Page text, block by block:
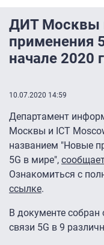
ДИТ Москвы
применения
начале 2020
10.07.2020 14:59
Департамент
Москвы и ICT
названием "Новые
5G в мире",
Ознакомиться с
ссылке.
В документе собран
связи 5G в 9